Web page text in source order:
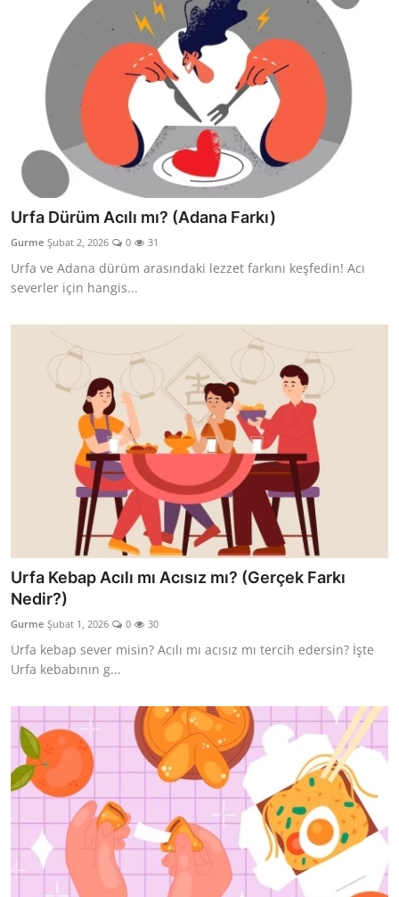
Urfa Dürüm Acılı mı? (Adana Farkı)
Gurme Şubat 2, 2026 0 31
Urfa ve Adana dürüm arasındaki lezzet farkını keşfedin! Acı
severler için hangis...
Urfa Kebap Acılı mı Acısız mı? (Gerçek Farkı
Nedir?)
Gurme Şubat 1, 2026 0 30
Urfa kebap sever misin? Acılı mı acısız mı tercih edersin? İşte
Urfa kebabının g...